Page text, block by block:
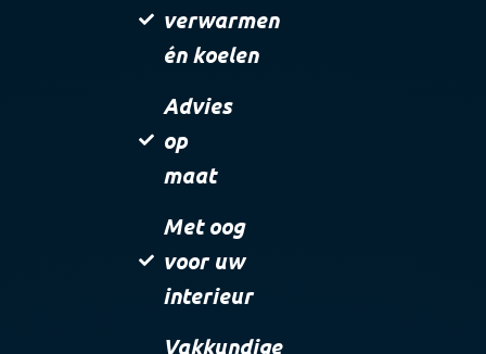
verwarmen
én koelen
Advies
op
maat
Met oog
voor uw
interieur
Vakkundige